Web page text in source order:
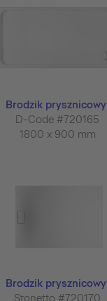
Brodzik prysznicowy
D-Code #720165
1800 x 900 mm
Brodzik prysznicowy
Stonetto #720170